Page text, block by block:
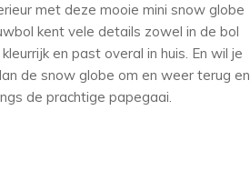
met deze mooie mini snow globe
kent vele details zowel in de bol
en past overal in huis. En wil je
de snow globe om en weer terug en
de prachtige papegaai.